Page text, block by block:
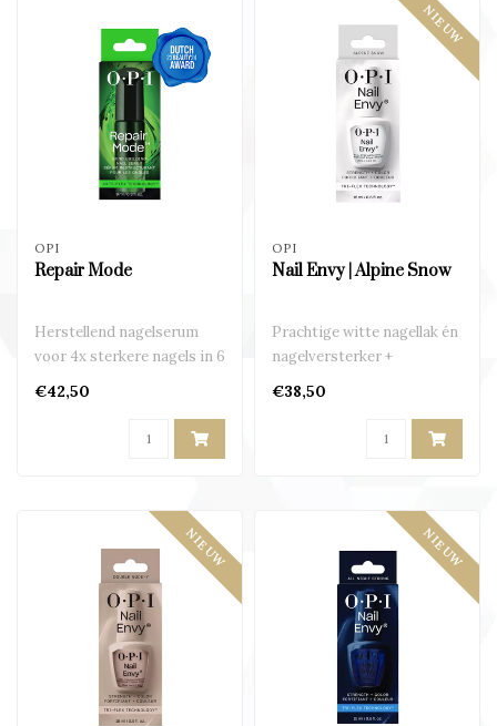
OPI
Repair Mode
Herstellend nagelserum
voor 4x sterkere nagels in 6
dagen
€42,50
NIEUW
OPI
Nail Envy | Alpine Snow
Prachtige witte nagellak én
nagelversterker +
beschermer in één..
€38,50
NIEUW NIEUW